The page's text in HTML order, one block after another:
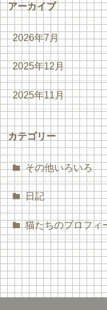
アーカイブ
2026年7月
2025年12月
2025年11月
カテゴリー
その他いろいろ
日記
猫たちのプロフィ